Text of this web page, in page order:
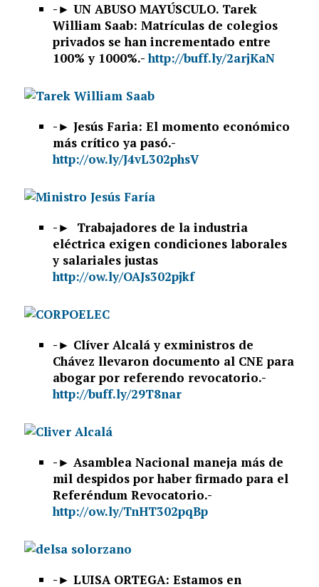
-► UN ABUSO MAYÚSCULO. Tarek
William Saab: Matrículas de colegios
privados se han incrementado entre
100% y 1000%.-http://buff.ly/2arjKaN
-► Jesús Faria: El momento económico
más crítico ya pasó.-
http://ow.ly/J4vL302phsV
-►
Trabajadores de la industria
eléctrica exigen condiciones laborales
y salariales justas
http://ow.ly/OAJs302pjkf
-► Clíver Alcalá y exministros de
Chávez llevaron documento al CNE para
abogar por referendo revocatorio.-
http://buff.ly/29T8nar
-► Asamblea Nacional maneja más de
mil despidos por haber firmado para el
Referéndum Revocatorio.-
http://ow.ly/TnHT302pqBp
-► LUISA ORTEGA: Estamos en